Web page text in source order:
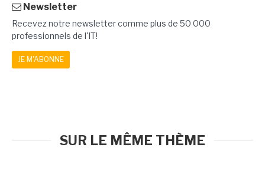
Newsletter
Recevez notre newsletter comme plus de 50 000
professionnels de l'IT!
JE M'ABONNE
SUR LE MÊME THÈME